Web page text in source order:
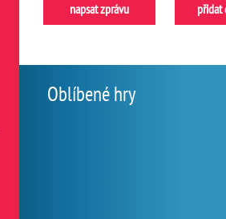
napsat zprávu přidat
Oblíbené hry